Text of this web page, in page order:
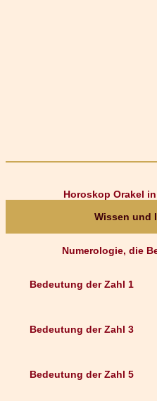
Horoskop Orakel
Wissen und
Numerologie, die
Bedeutung der Zahl 1
Bedeutung der Zahl 3
Bedeutung der Zahl 5